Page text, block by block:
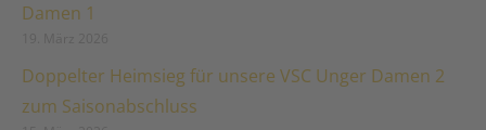
Damen 1
Doppelter Heimsieg für unsere VSC Unger Damen 2
zum Saisonabschluss